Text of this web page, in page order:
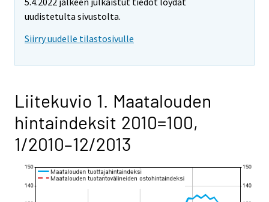
uudistetulta sivustolta.
Siirry uudelle tilastosivulle
Liitekuvio 1. Maatalouden
hintaindeksit 2010=100,
1/2010–12/2013